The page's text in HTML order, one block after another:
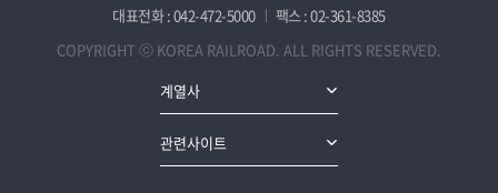
대표전화 : 042-472-5000
팩스 : 02-361-8385
COPYRIGHT ⓒ KOREA RAILROAD. ALL RIGHTS RESERVED.
계열사
관련사이트